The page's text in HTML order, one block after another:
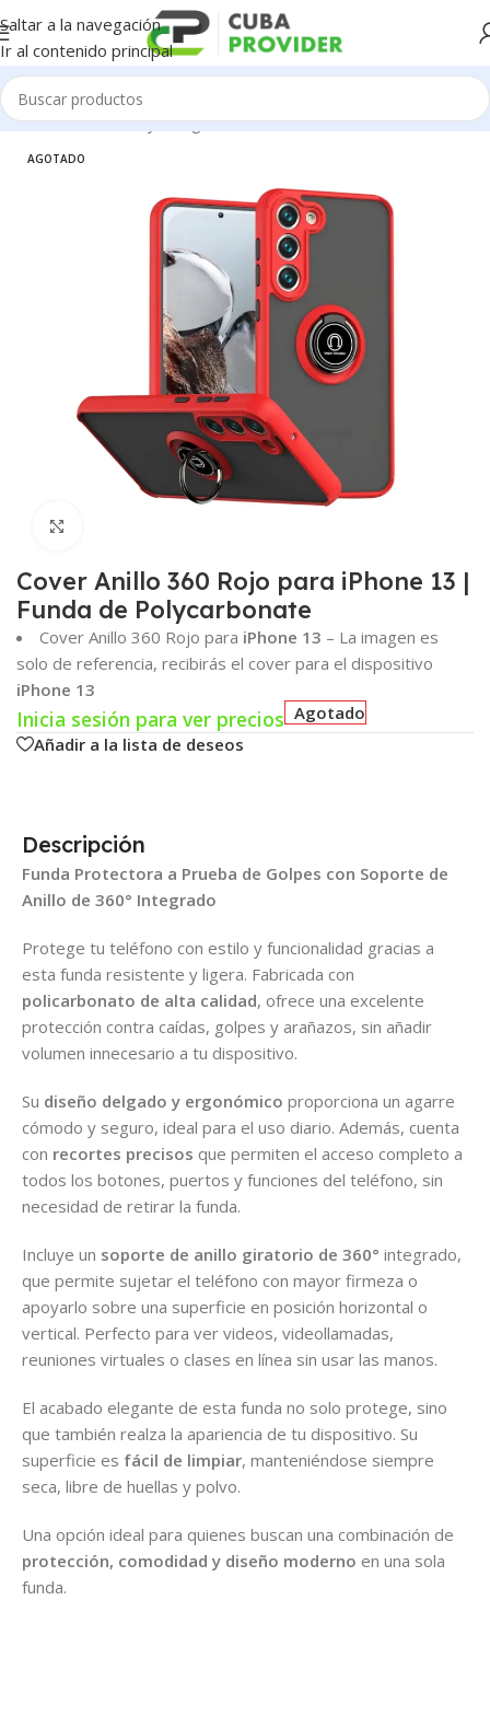
Saltar a la navegación
Ir al contenido principal
Inicio/Accesorios y Gadgets/Forros de Celulares
AGOTADO
Cover Anillo 360 Rojo para iPhone 13 |
Funda de Polycarbonate
Cover Anillo 360 Rojo para iPhone 13 – La imagen es
solo de referencia, recibirás el cover para el dispositivo
iPhone 13
Inicia sesión para ver precios Agotado
Añadir a la lista de deseos
Descripción
Funda Protectora a Prueba de Golpes con Soporte de
Anillo de 360° Integrado
Protege tu teléfono con estilo y funcionalidad gracias a
esta funda resistente y ligera. Fabricada con
policarbonato de alta calidad, ofrece una excelente
protección contra caídas, golpes y arañazos, sin añadir
volumen innecesario a tu dispositivo.
Su diseño delgado y ergonómico proporciona un agarre
cómodo y seguro, ideal para el uso diario. Además, cuenta
con recortes precisos que permiten el acceso completo a
todos los botones, puertos y funciones del teléfono, sin
necesidad de retirar la funda.
Incluye un soporte de anillo giratorio de 360° integrado,
que permite sujetar el teléfono con mayor firmeza o
apoyarlo sobre una superficie en posición horizontal o
vertical. Perfecto para ver videos, videollamadas,
reuniones virtuales o clases en línea sin usar las manos.
El acabado elegante de esta funda no solo protege, sino
que también realza la apariencia de tu dispositivo. Su
superficie es fácil de limpiar, manteniéndose siempre
seca, libre de huellas y polvo.
Una opción ideal para quienes buscan una combinación de
protección, comodidad y diseño moderno en una sola
funda.